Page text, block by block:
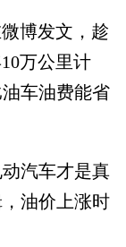
博发文，趁
万公里计
车油费能省
汽车才是真
油价上涨时